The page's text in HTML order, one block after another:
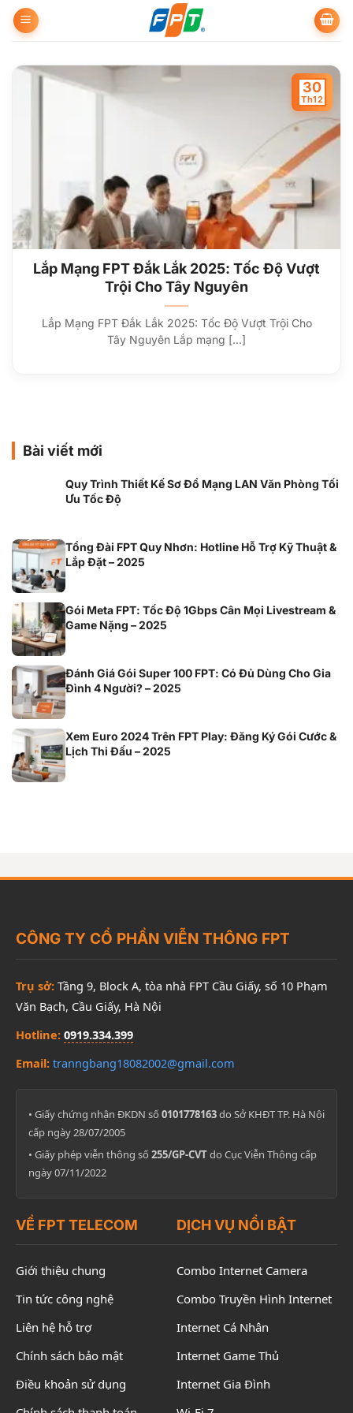
qua
dung
Lắp Mạng FPT Đắk Lắk 2025: Tốc Độ Vượt
Trội Cho Tây Nguyên
Lắp Mạng FPT Đắk Lắk 2025: Tốc Độ Vượt Trội Cho
Tây Nguyên Lắp mạng [...]
30
Th12
Bài viết mới
Quy Trình Thiết Kế Sơ Đồ Mạng LAN Văn Phòng Tối
Ưu Tốc Độ
Tổng Đài FPT Quy Nhơn: Hotline Hỗ Trợ Kỹ Thuật &
Lắp Đặt – 2025
Gói Meta FPT: Tốc Độ 1Gbps Cân Mọi Livestream &
Game Nặng – 2025
Đánh Giá Gói Super 100 FPT: Có Đủ Dùng Cho Gia
Đình 4 Người? – 2025
Xem Euro 2024 Trên FPT Play: Đăng Ký Gói Cước &
Lịch Thi Đấu – 2025
CÔNG TY CỔ PHẦN VIỄN THÔNG FPT
Trụ sở: Tầng 9, Block A, tòa nhà FPT Cầu Giấy, số 10 Phạm
Văn Bạch, Cầu Giấy, Hà Nội
Hotline: 0919.334.399
Email: tranngbang18082002@gmail.com
• Giấy chứng nhận ĐKDN số 0101778163do Sở KHĐT TP. Hà Nội
cấp ngày 28/07/2005
• Giấy phép viễn thông số 255/GP-CVTdo Cục Viễn Thông cấp
ngày 07/11/2022
VỀ FPT TELECOM
Giới thiệu chung
Tin tức công nghệ
Liên hệ hỗ trợ
Chính sách bảo mật
Điều khoản sử dụng
DỊCH VỤ NỔI BẬT
Combo Internet Camera
Combo Truyền Hình Internet
Internet Cá Nhân
Internet Game Thủ
Internet Gia Đình